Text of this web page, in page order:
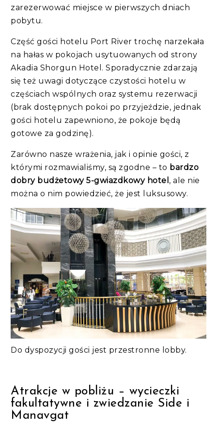
zarezerwować miejsce w pierwszych dniach
pobytu.
Część gości hotelu Port River trochę narzekała
na hałas w pokojach usytuowanych od strony
Akadia Shorgun Hotel. Sporadycznie zdarzają
się też uwagi dotyczące czystości hotelu w
częściach wspólnych oraz systemu rezerwacji
(brak dostępnych pokoi po przyjeździe, jednak
gości hotelu zapewniono, że pokoje będą
gotowe za godzinę).
Zarówno nasze wrażenia, jak i opinie gości, z
którymi rozmawialiśmy, są zgodne – to bardzo
dobry budżetowy 5-gwiazdkowy hotel , ale nie
można o nim powiedzieć, że jest luksusowy.
Do dyspozycji gości jest przestronne lobby.
Atrakcje w pobliżu – wycieczki
fakultatywne i zwiedzanie Side i
Manavgat